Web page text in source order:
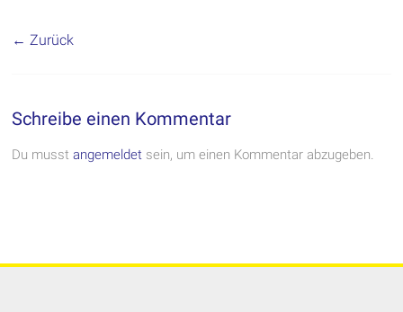
← Zurück
Schreibe einen Kommentar
Du musstangemeldet sein, um einen Kommentar abzugeben.